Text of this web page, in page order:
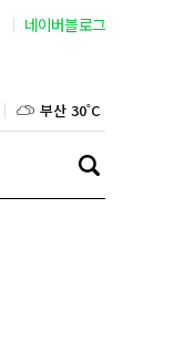
네이버블로그
대구 32˚C
인천 31˚C